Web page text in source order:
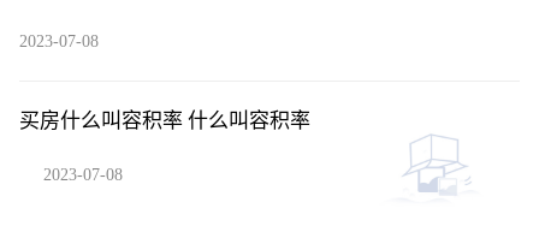
2023-07-08
买房什么叫容积率 什么叫容积率
2023-07-08